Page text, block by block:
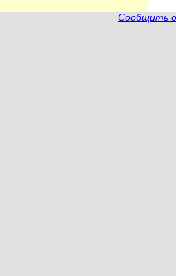
Сообщить о